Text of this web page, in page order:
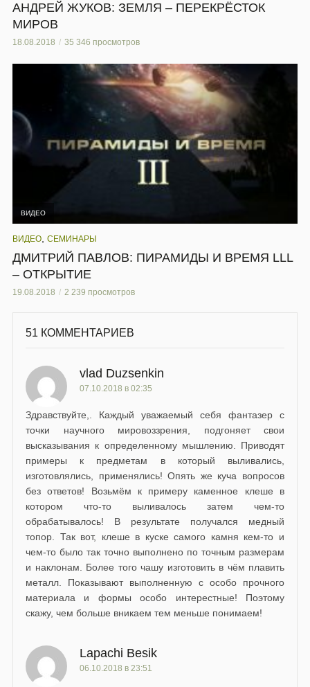
АНДРЕЙ ЖУКОВ: ЗЕМЛЯ – ПЕРЕКРЁСТОК
МИРОВ
18.08.2018 35 346 просмотров
ВИДЕО
ВИДЕО СЕМИНАРЫ
ДМИТРИЙ ПАВЛОВ: ПИРАМИДЫ И ВРЕМЯ LLL
– ОТКРЫТИЕ
19.08.2018 2 239 просмотров
51 КОММЕНТАРИЕВ
vlad Duzsenkin
07.10.2018 в 02:35
Здравствуйте,. Каждый уважаемый себя фантазер с
точки научного мировоззрения, подгоняет свои
высказывания к определенному мышлению. Приводят
примеры к предметам в который выливались,
изготовлялись, применялись! Опять же куча вопросов
без ответов! Возьмём к примеру каменное клеше в
котором что-то выливалось затем чем-то
обрабатывалось! В результате получался медный
топор. Так вот, клеше в куске самого камня кем-то и
чем-то было так точно выполнено по точным размерам
и наклонам. Более того чашу изготовить в чём плавить
металл. Показывают выполненную с особо прочного
материала и формы особо интерестные! Поэтому
скажу, чем больше вникаем тем меньше понимаем!
Lapachi Besik
06.10.2018 в 23:51